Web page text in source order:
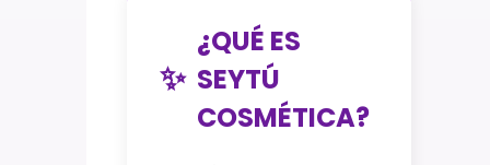
✨
¿QUÉ ES
SEYTÚ
COSMÉTICA?